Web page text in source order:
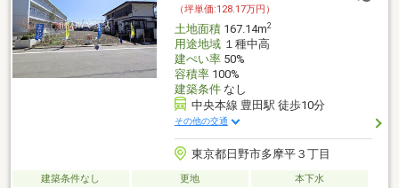
（坪単価:128.17万円）
土地面積167.14m2
用途地域１種中高
建ぺい率50%
容積率100%
建築条件なし
中央本線 豊田駅 徒歩10分
その他の交通
東京都日野市多摩平３丁目
建築条件なし 更地
本下水